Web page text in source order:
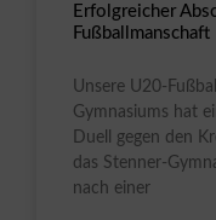
Erfolgreicher
Fußballmanschaft
Unsere U20-
Gymnasiums hat
Duell gegen den
das Stenner-
nach einer